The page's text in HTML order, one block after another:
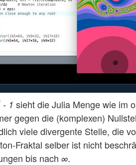
- 1 sieht die Julia Menge wie im
gegen die (komplexen)
viele divergente Stelle, die
Fraktal selber ist nicht
bis nach ∞.